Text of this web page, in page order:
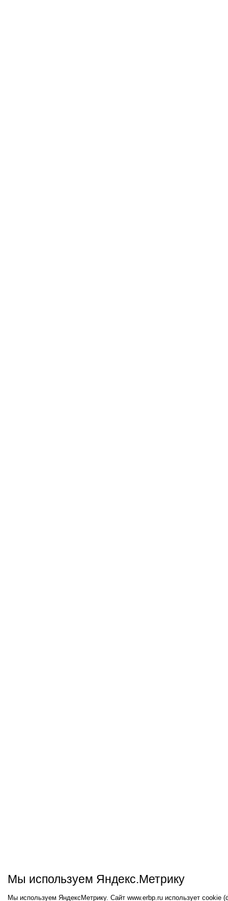
Мы используем Яндекс.Метрику
Мы используем ЯндексМетрику. Сайт www.erbp.ru использует